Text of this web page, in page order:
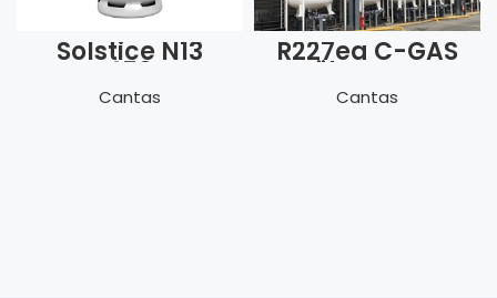
Solstice N13
R450A
TekrarDoldurula
bilir Tüplü 10Kg
Cantas
R227ea C-GAS
Dökme Gaz
Cantas